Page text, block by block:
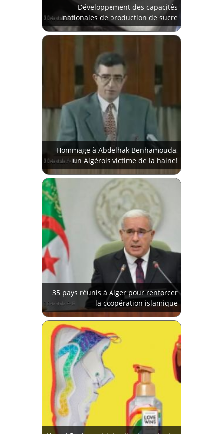
Développement des capacités
nationales de production de sucre
Hommage à Abdelhak Benhamouda,
un Algérois victime de la haine!
35 pays réunis à Alger pour renforcer
la coopération islamique